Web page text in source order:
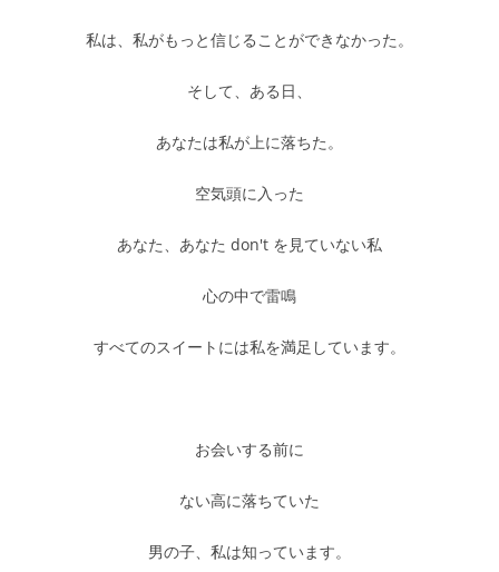
私は、私がもっと信じることができなかった。
そして、ある日、
あなたは私が上に落ちた。
空気頭に入った
あなた、あなた don't を見ていない私
心の中で雷鳴
すべてのスイートには私を満足しています。
お会いする前に
ない高に落ちていた
男の子、私は知っています。